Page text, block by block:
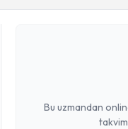
Takvim
Bu uzmandan